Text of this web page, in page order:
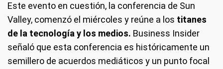
Este evento en cuestión, la conferencia de Sun
Valley, comenzó el miércoles y reúne a los titanes
de la tecnología y los medios. Business Insider
señaló que esta conferencia es históricamente un
semillero de acuerdos mediáticos y un punto focal